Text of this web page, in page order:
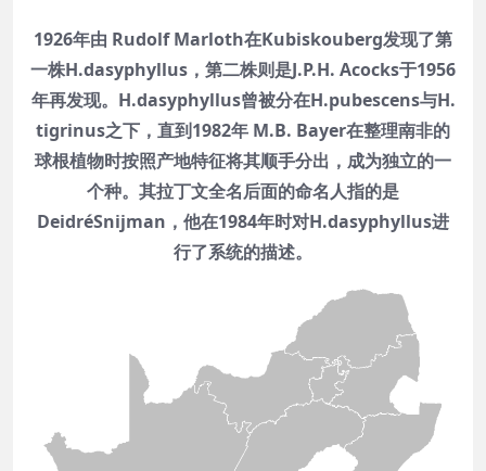
1926年由 Rudolf Marloth在Kubiskouberg发现了第
一株H.dasyphyllus，第二株则是J.P.H. Acocks于1956
年再发现。H.dasyphyllus曾被分在H.pubescens与H.
tigrinus之下，直到1982年 M.B. Bayer在整理南非的
球根植物时按照产地特征将其顺手分出，成为独立的一
个种。其拉丁文全名后面的命名人指的是
DeidréSnijman，他在1984年时对H.dasyphyllus进
行了系统的描述。